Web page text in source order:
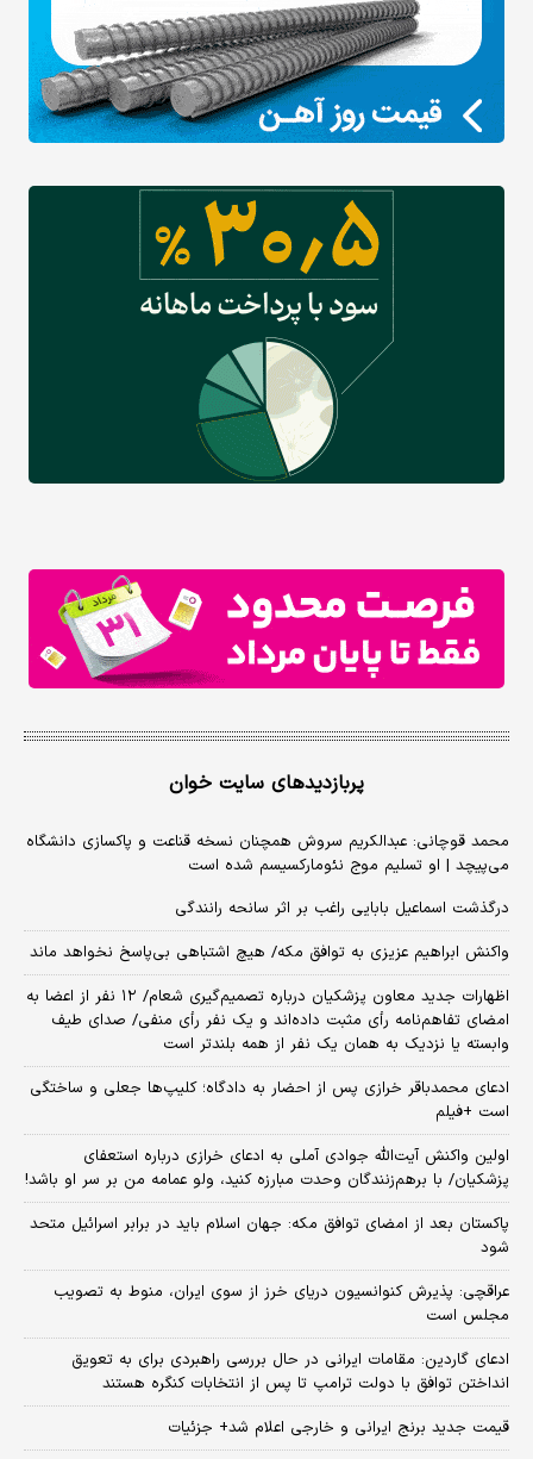
پربازدیدهای سایت خوان
محمد قوچانی: عبدالکریم سروش همچنان نسخه قناعت و پاکسازی دانشگاه
می‌پیچد | او تسلیم موج نئومارکسیسم شده است
درگذشت اسماعیل بابایی راغب بر اثر سانحه رانندگی
واکنش ابراهیم عزیزی به توافق مکه/ هیچ اشتباهی بی‌پاسخ نخواهد ماند
اظهارات جدید معاون پزشکیان درباره تصمیم‌گیری شعام/ ۱۲ نفر از اعضا به
امضای تفاهم‌نامه رأی مثبت داده‌اند و یک نفر رأی منفی/ صدای طیف
وابسته یا نزدیک به همان یک نفر از همه بلندتر است
ادعای محمدباقر خرازی پس از احضار به دادگاه؛ کلیپ‌ها جعلی و ساختگی
است +فیلم
اولین واکنش آیت‌الله جوادی آملی به ادعای خرازی درباره استعفای
پزشکیان/ با برهم‌زنندگان وحدت مبارزه کنید، ولو عمامه من بر سر او باشد!
پاکستان بعد از امضای توافق مکه: جهان اسلام باید در برابر اسرائیل متحد
شود
عراقچی: پذیرش کنوانسیون دریای خرز از سوی ایران، منوط به تصویب
مجلس است
ادعای گاردین: مقامات ایرانی در حال بررسی راهبردی برای به تعویق
انداختن توافق با دولت ترامپ تا پس از انتخابات کنگره هستند
قیمت جدید برنج ایرانی و خارجی اعلام شد+ جزئیات